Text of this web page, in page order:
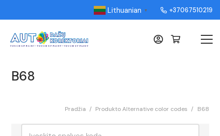
Lithuanian ▼ +37067510219
B68
Pradžia / Produkto Alternative color codes / B68